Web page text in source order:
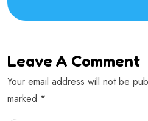
Leave A Comment
Your email address will not be
marked *